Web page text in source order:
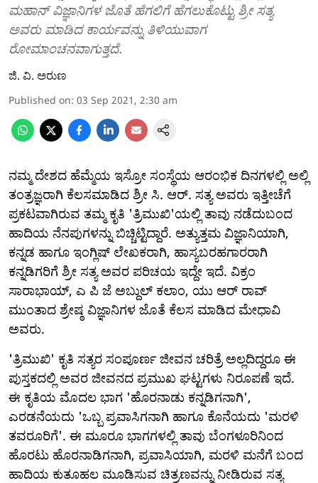
ಮಹಾನ್ ವಿಜ್ಞಾನಿಗಳ ಜೊತೆ ಹೆಗಲಿಗೆ ಹೆಗಲುಕೊಟ್ಟು ಶ್ರೀ ಸತ್ಯ
ಅವರು ಮಾಡಿದ ಕಾರ್ಯವನ್ನು ತಿಳಿಯುವಾಗ
ರೋಮಾಂಚನವಾಗುತ್ತದೆ.
ಜಿ. ವಿ. ಅರುಣ
Published on: 03 Sep 2021, 2:30 am
ನಮ್ಮ ದೇಶದ ಹೆಮ್ಮೆಯ ಇಸ್ರೋ ಸಂಸ್ಥೆಯ ಆರಂಭಿಕ ದಿನಗಳಲ್ಲಿ ಅಲ್ಲಿ
ತಂತ್ರಜ್ಞರಾಗಿ ಕೆಲಸಮಾಡಿದ ಶ್ರೀ ಸಿ. ಆರ್. ಸತ್ಯ ಅವರು ಇತ್ತೀಚೆಗೆ
ಪ್ರಕಟವಾಗಿರುವ ತಮ್ಮ ಕೃತಿ 'ತ್ರಿಮುಖಿ'ಯಲ್ಲಿ ತಾವು ನಡೆದುಬಂದ
ಹಾದಿಯ ನೆನಪುಗಳನ್ನು ಬಿಚ್ಚಿಟ್ಟಿದ್ದಾರೆ. ಅತ್ಯುತ್ತಮ ವಿಜ್ಞಾನಿಯಾಗಿ,
ಕನ್ನಡ ಹಾಗೂ ಇಂಗ್ಲಿಷ್ ಲೇಖಕರಾಗಿ, ಹಾಸ್ಯಬರಹಗಾರರಾಗಿ
ಕನ್ನಡಿಗರಿಗೆ ಶ್ರೀ ಸತ್ಯ ಅವರ ಪರಿಚಯ ಇದ್ದೇ ಇದೆ. ವಿಕ್ರಂ
ಸಾರಾಭಾಯ್, ಎ ಪಿ ಜೆ ಅಬ್ದುಲ್ ಕಲಾಂ, ಯು ಆರ್ ರಾವ್
ಮುಂತಾದ ಶ್ರೇಷ್ಠ ವಿಜ್ಞಾನಿಗಳ ಜೊತೆ ಕೆಲಸ ಮಾಡಿದ ಮೇಧಾವಿ
ಅವರು.
'ತ್ರಿಮುಖಿ' ಕೃತಿ ಸತ್ಯರ ಸಂಪೂರ್ಣ ಜೀವನ ಚರಿತ್ರೆ ಅಲ್ಲದಿದ್ದರೂ ಈ
ಪುಸ್ತಕದಲ್ಲಿ ಅವರ ಜೀವನದ ಪ್ರಮುಖ ಘಟ್ಟಗಳು ನಿರೂಪಣೆ ಇದೆ.
ಈ ಕೃತಿಯ ಮೊದಲ ಭಾಗ 'ಹೊರನಾಡು ಕನ್ನಡಿಗನಾಗಿ',
ಎರಡನೆಯದು 'ಒಬ್ಬ ಪ್ರವಾಸಿಗನಾಗಿ ಹಾಗೂ ಕೊನೆಯದು 'ಮರಳಿ
ತವರೂರಿಗೆ'. ಈ ಮೂರೂ ಭಾಗಗಳಲ್ಲಿ ತಾವು ಬೆಂಗಳೂರಿನಿಂದ
ಹೊರಟು ಹೊರನಾಡಿಗನಾಗಿ, ಪ್ರವಾಸಿಯಾಗಿ, ಮರಳಿ ಮನೆಗೆ ಬಂದ
ಹಾದಿಯ ಕುತೂಹಲ ಮೂಡಿಸುವ ಚಿತ್ರಣವನ್ನು ನೀಡಿರುವ ಸತ್ಯ